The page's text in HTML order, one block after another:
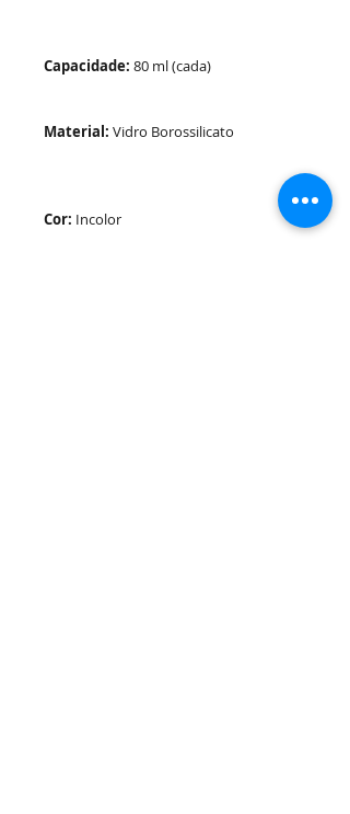
Capacidade: 80 ml (cada)
Material: Vidro Borossilicato
Cor: Incolor